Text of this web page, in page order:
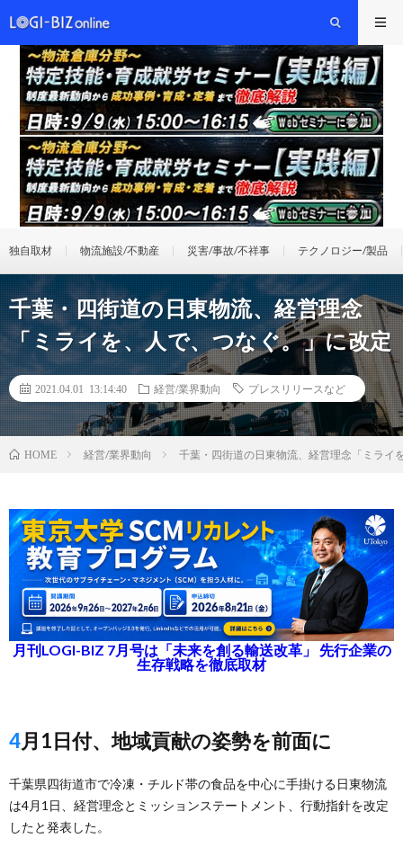
独自取材 物流施設/不動産 災害/事故/不祥事 テクノロジー/製品
千葉・四街道の日東物流、経営理念
「ミライを、人で、つなぐ。」に改定
2021.04.01 13:14:40 経営/業界動向 プレスリリースなど
HOME 経営/業界動向 千葉・四街道の日東物流、経営理念「ミライ
月刊LOGI-BIZ 7月号は「未来を創る輸送改革」 先行企業の
生存戦略を徹底取材
4月1日付、地域貢献の姿勢を前面に
千葉県四街道市で冷凍・チルド帯の食品を中心に手掛ける日東物流
は4月1日、経営理念とミッションステートメント、行動指針を改定
したと発表した。